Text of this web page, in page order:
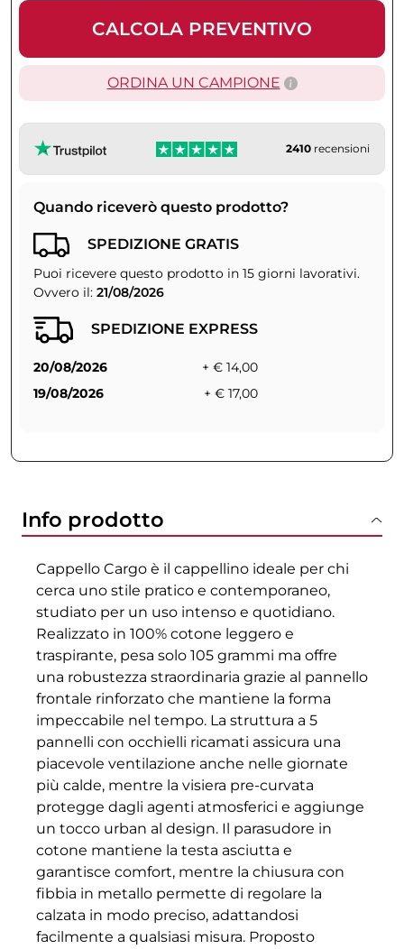
CALCOLA PREVENTIVO
ORDINA UN CAMPIONE
2410 recensioni
Quando riceverò questo prodotto?
SPEDIZIONE GRATIS
Puoi ricevere questo prodotto in 15 giorni lavorativi.
Ovvero il: 21/08/2026
SPEDIZIONE EXPRESS
20/08/2026
+ € 14,00
19/08/2026
+ € 17,00
Info prodotto
Cappello Cargo è il cappellino ideale per chi
cerca uno stile pratico e contemporaneo,
studiato per un uso intenso e quotidiano.
Realizzato in 100% cotone leggero e
traspirante, pesa solo 105 grammi ma offre
una robustezza straordinaria grazie al pannello
frontale rinforzato che mantiene la forma
impeccabile nel tempo. La struttura a 5
pannelli con occhielli ricamati assicura una
piacevole ventilazione anche nelle giornate
più calde, mentre la visiera pre-curvata
protegge dagli agenti atmosferici e aggiunge
un tocco urban al design. Il parasudore in
cotone mantiene la testa asciutta e
garantisce comfort, mentre la chiusura con
fibbia in metallo permette di regolare la
calzata in modo preciso, adattandosi
facilmente a qualsiasi misura. Proposto